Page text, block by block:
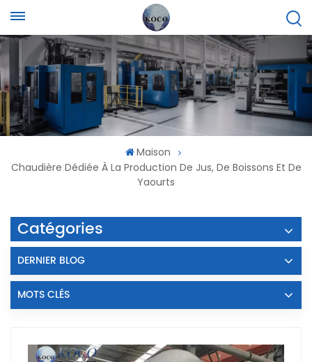
Maison
Chaudière Dédiée À La Production De Jus, De Boissons Et De
Yaourts
Catégories
DERNIER BLOG
MOTS CLÉS